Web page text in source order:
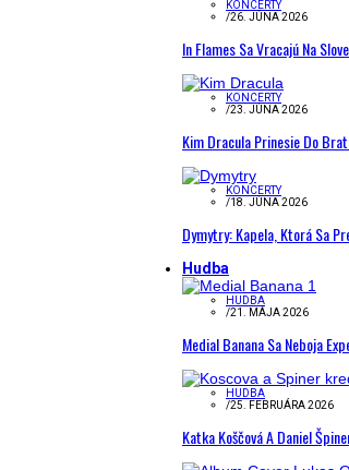
KONCERTY
/26. JÚNA 2026
In Flames Sa Vracajú Na
KONCERTY
/23. JÚNA 2026
Kim Dracula Prinesie Do
KONCERTY
/18. JÚNA 2026
Dymytry: Kapela, Ktorá Sa
Hudba
HUDBA
/21. MÁJA 2026
Medial Banana Sa Neboja
HUDBA
/25. FEBRUÁRA 2026
Katka Koščová A Daniel